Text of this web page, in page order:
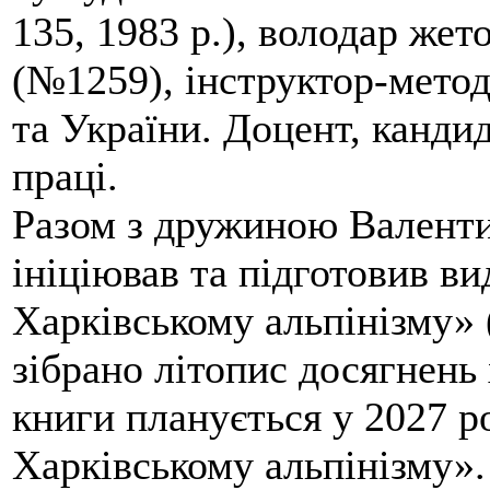
135, 1983 р.), володар
(№1259), інструктор-
та України. Доцент,
праці.
Разом з дружиною
ініціював та підготовив
Харківському
зібрано літопис
книги планується у 2027
Харківському альпінізму».